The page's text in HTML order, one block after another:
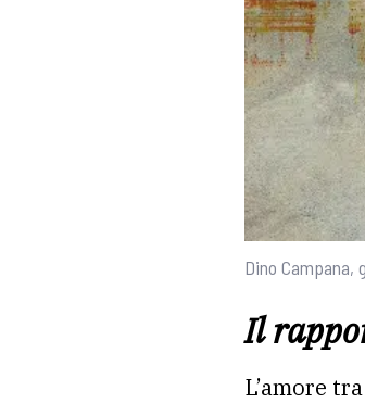
Dino Campana,
Il
L’amore tra